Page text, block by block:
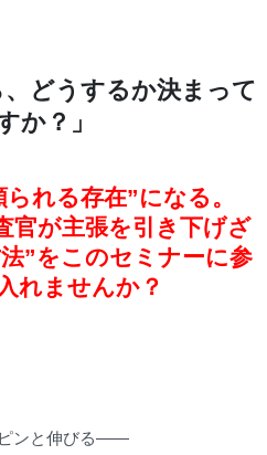
、どうするか決まって
か？」
れる存在”になる。
官が主張を引き下げざ
”をこのセミナーに参
れませんか？
ピンと伸びる——